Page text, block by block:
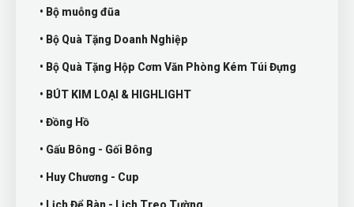
• Bộ muỗng đũa
• Bộ Quà Tặng Doanh Nghiệp
• Bộ Quà Tặng Hộp Cơm Văn Phòng Kém Túi Đựng
• BÚT KIM LOẠI & HIGHLIGHT
• Đồng Hồ
• Gấu Bông - Gối Bông
• Huy Chương - Cup